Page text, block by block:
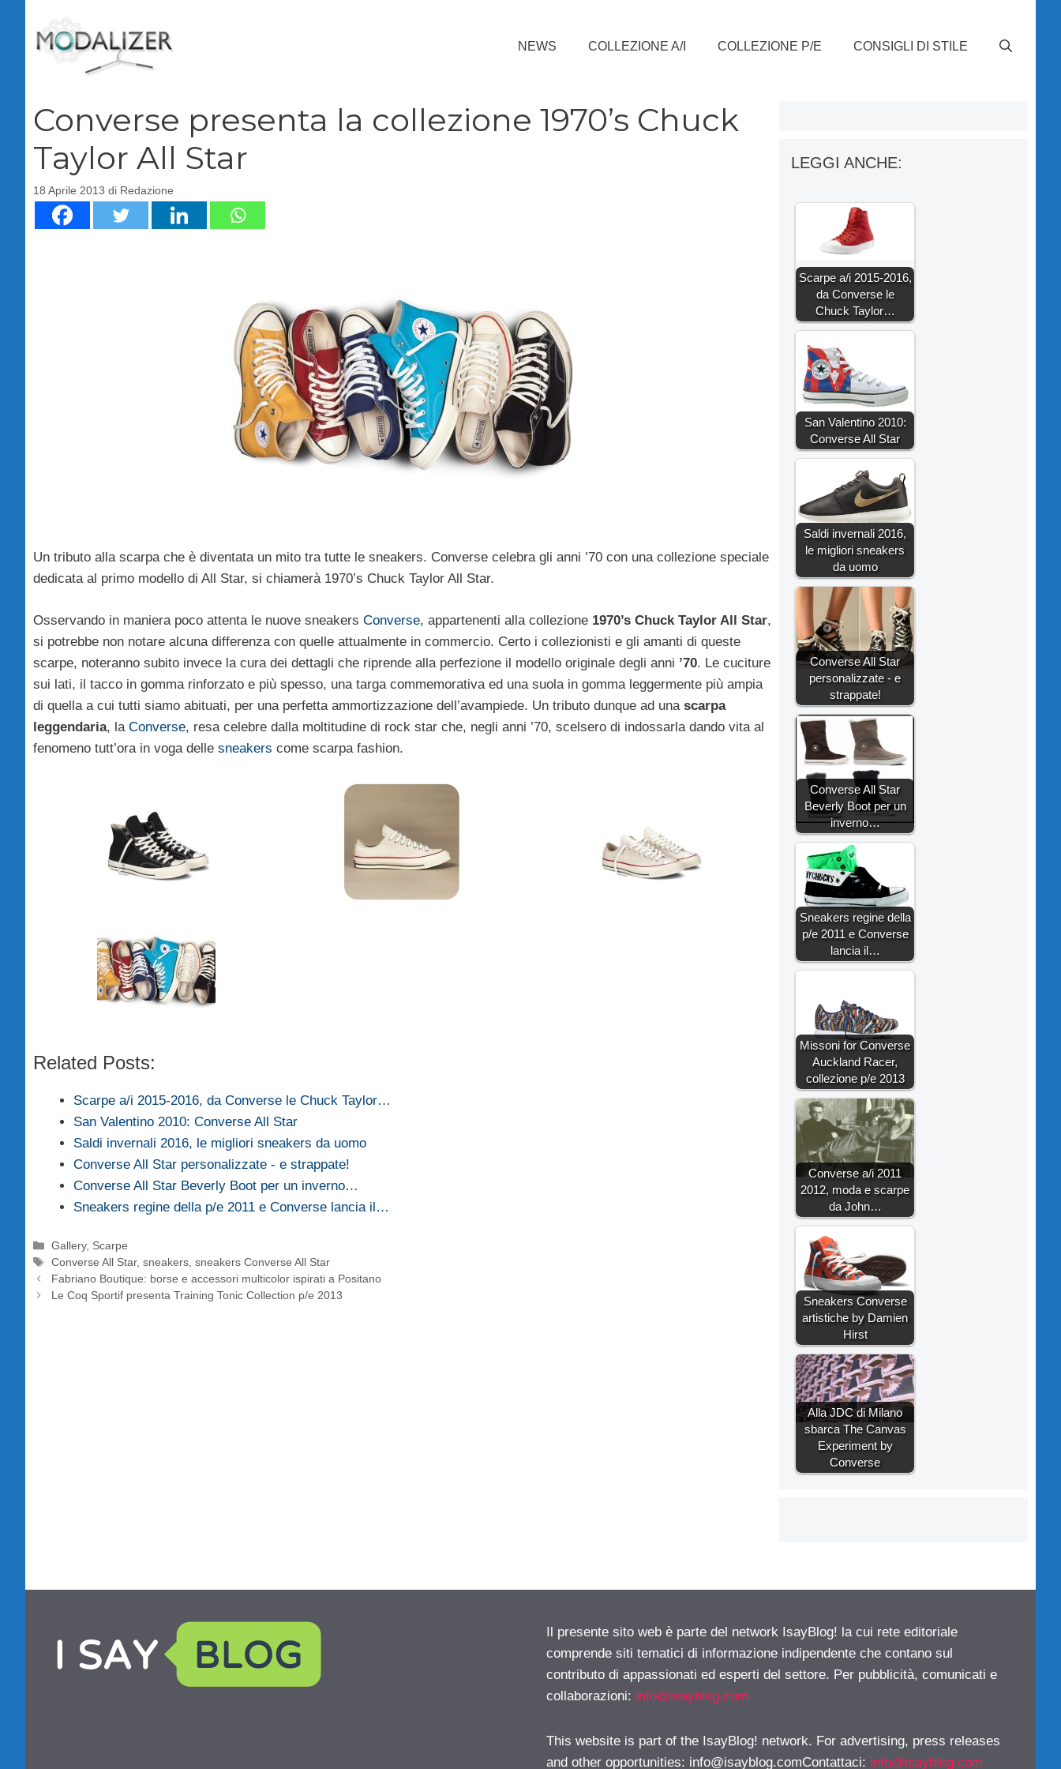
contenuto
NEWS COLLEZIONE A/I COLLEZIONE P/E CONSIGLI DI STILE
Converse presenta la collezione 1970’s Chuck
Taylor All Star
18 Aprile 2013 di Redazione
Un tributo alla scarpa che è diventata un mito tra tutte le sneakers. Converse celebra gli anni ’70 con una collezione speciale
dedicata al primo modello di All Star, si chiamerà 1970’s Chuck Taylor All Star.
Osservando in maniera poco attenta le nuove sneakers Converse, appartenenti alla collezione 1970’s Chuck Taylor All Star,
si potrebbe non notare alcuna differenza con quelle attualmente in commercio. Certo i collezionisti e gli amanti di queste
scarpe, noteranno subito invece la cura dei dettagli che riprende alla perfezione il modello originale degli anni ’70. Le cuciture
sui lati, il tacco in gomma rinforzato e più spesso, una targa commemorativa ed una suola in gomma leggermente più ampia
di quella a cui tutti siamo abituati, per una perfetta ammortizzazione dell’avampiede. Un tributo dunque ad una scarpa
leggendaria, la Converse, resa celebre dalla moltitudine di rock star che, negli anni ’70, scelsero di indossarla dando vita al
fenomeno tutt’ora in voga delle sneakers come scarpa fashion.
Related Posts:
Scarpe a/i 2015-2016, da Converse le Chuck Taylor…
San Valentino 2010: Converse All Star
Saldi invernali 2016, le migliori sneakers da uomo
Converse All Star personalizzate - e strappate!
Converse All Star Beverly Boot per un inverno…
Sneakers regine della p/e 2011 e Converse lancia il…
Categorie
Gallery, Scarpe
Tag
Converse All Star,sneakers,sneakers Converse All Star
Fabriano Boutique: borse e accessori multicolor ispirati a Positano
Le Coq Sportif presenta Training Tonic Collection p/e 2013
LEGGI ANCHE:
Scarpe a/i 2015-2016,
da Converse le
Chuck Taylor…
San Valentino 2010:
Converse All Star
Saldi invernali 2016,
le migliori sneakers
da uomo
Converse All Star
personalizzate - e
strappate!
Converse All Star
Beverly Boot per un
inverno…
Sneakers regine della
p/e 2011 e Converse
lancia il…
Missoni for Converse
Auckland Racer,
collezione p/e 2013
Converse a/i 2011
2012, moda e scarpe
da John…
Sneakers Converse
artistiche by Damien
Hirst
Alla JDC di Milano
sbarca The Canvas
Experiment by
Converse
Il presente sito web è parte del network IsayBlog! la cui rete editoriale
comprende siti tematici di informazione indipendente che contano sul
contributo di appassionati ed esperti del settore. Per pubblicità, comunicati e
collaborazioni: info@isayblog.com
This website is part of the IsayBlog! network. For advertising, press releases
and other opportunities: info@isayblog.comContattaci: info@isayblog.com